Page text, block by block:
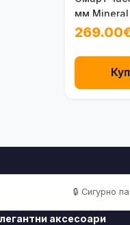
мм Mineral
🔒 Сигурно
аксесоари